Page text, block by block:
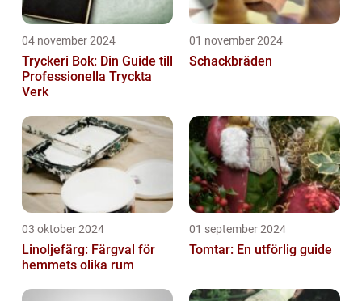
04 november 2024
Tryckeri Bok: Din Guide till
Professionella Tryckta
Verk
01 november 2024
Schackbräden
03 oktober 2024
Linoljefärg: Färgval för
hemmets olika rum
01 september 2024
Tomtar: En utförlig guide